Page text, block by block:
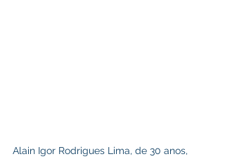
Alain Igor Rodrigues Lima, de 30 anos,